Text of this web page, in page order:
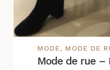
MODE, MODE DE
Mode de rue –